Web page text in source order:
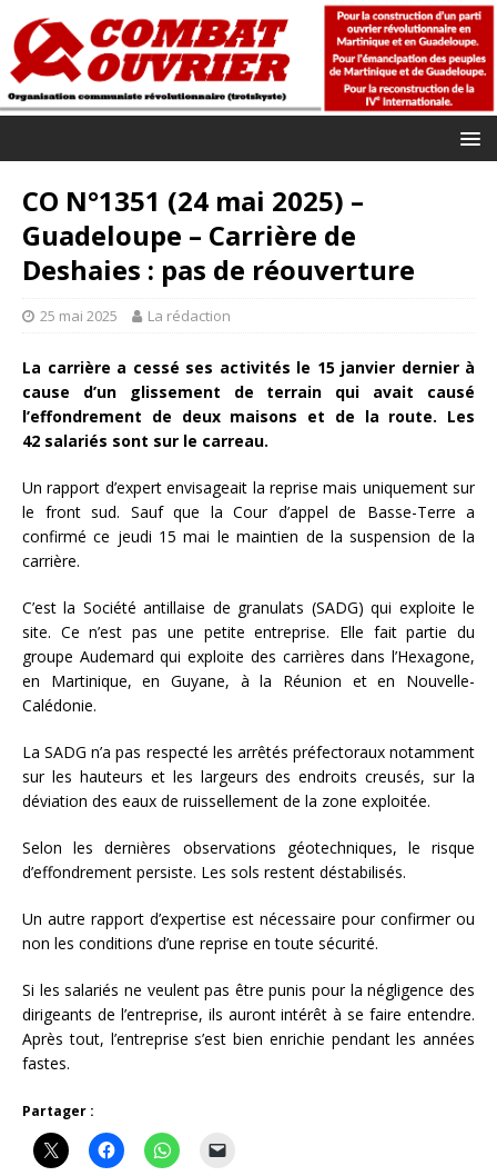
CO N°1351 (24 mai 2025) –
Guadeloupe – Carrière de
Deshaies : pas de réouverture
25 mai 2025 La rédaction
La carrière a cessé ses activités le 15 janvier dernier à
cause d’un glissement de terrain qui avait causé
l’effondrement de deux maisons et de la route. Les
42 salariés sont sur le carreau.
Un rapport d’expert envisageait la reprise mais uniquement sur
le front sud. Sauf que la Cour d’appel de Basse-Terre a
confirmé ce jeudi 15 mai le maintien de la suspension de la
carrière.
C’est la Société antillaise de granulats (SADG) qui exploite le
site. Ce n’est pas une petite entreprise. Elle fait partie du
groupe Audemard qui exploite des carrières dans l’Hexagone,
en Martinique, en Guyane, à la Réunion et en Nouvelle-
Calédonie.
La SADG n’a pas respecté les arrêtés préfectoraux notamment
sur les hauteurs et les largeurs des endroits creusés, sur la
déviation des eaux de ruissellement de la zone exploitée.
Selon les dernières observations géotechniques, le risque
d’effondrement persiste. Les sols restent déstabilisés.
Un autre rapport d’expertise est nécessaire pour confirmer ou
non les conditions d’une reprise en toute sécurité.
Si les salariés ne veulent pas être punis pour la négligence des
dirigeants de l’entreprise, ils auront intérêt à se faire entendre.
Après tout, l’entreprise s’est bien enrichie pendant les années
fastes.
Partager :